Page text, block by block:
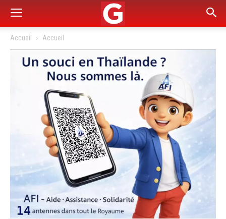
Accueil Accueil